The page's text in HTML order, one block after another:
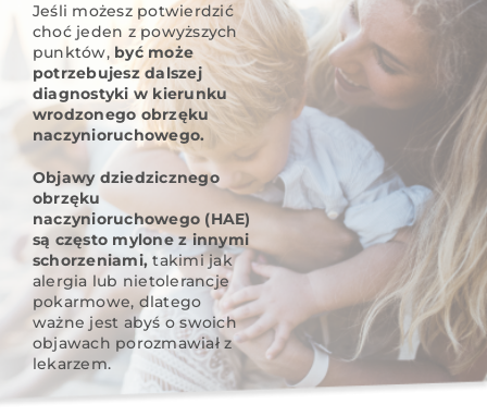
Jeśli możesz potwierdzić
choć jeden z powyższych
punktów, być może
potrzebujesz dalszej
diagnostyki w kierunku
wrodzonego obrzęku
naczynioruchowego.
Objawy dziedzicznego
obrzęku
naczynioruchowego (HAE)
są często mylone z innymi
schorzeniami, takimi jak
alergia lub nietolerancje
pokarmowe, dlatego
ważne jest abyś o swoich
objawach porozmawiał z
lekarzem.